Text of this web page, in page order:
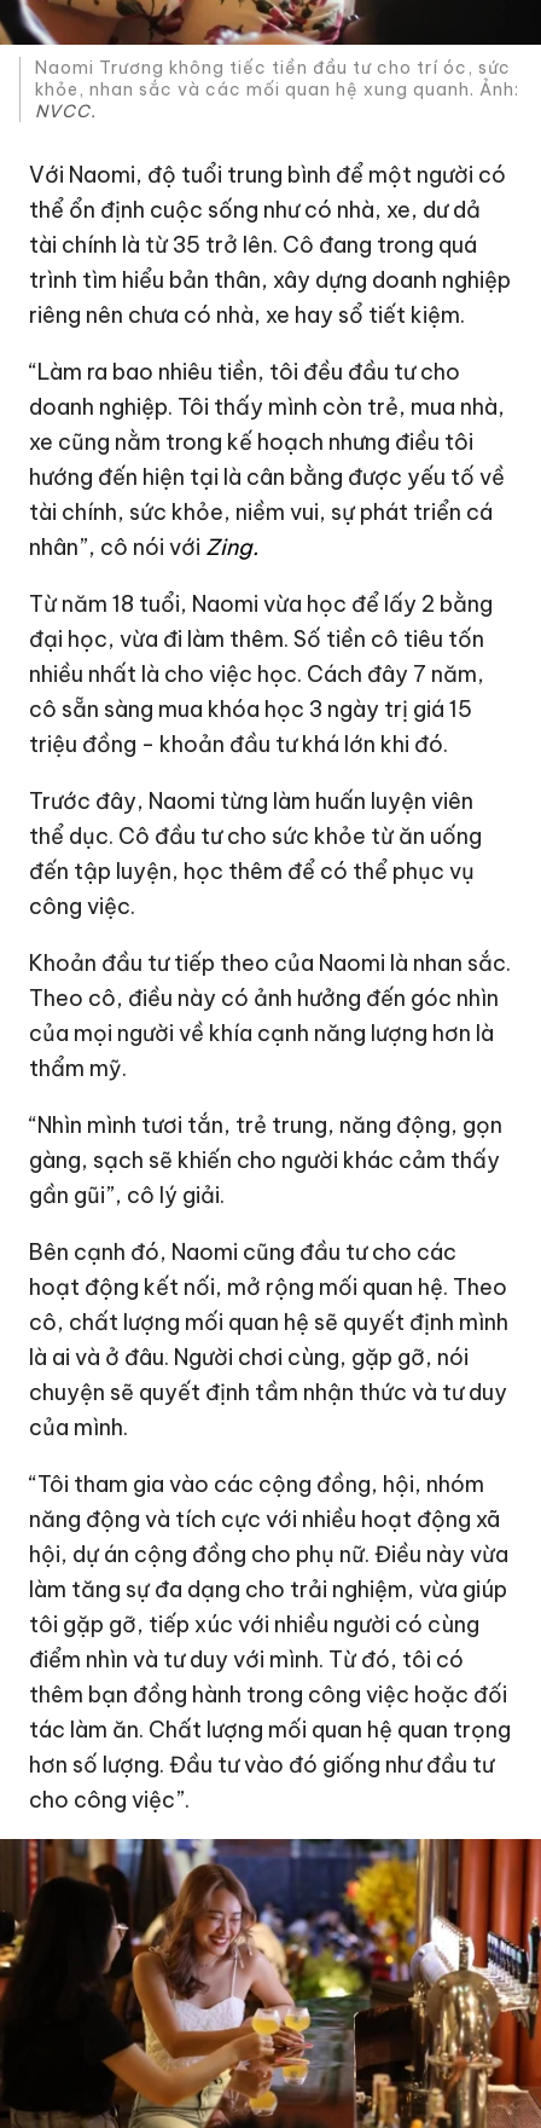
Naomi Trương không tiếc tiền đầu tư cho trí óc, sức
khỏe, nhan sắc và các mối quan hệ xung quanh. Ảnh:
NVCC.
Với Naomi, độ tuổi trung bình để một người có
thể ổn định cuộc sống như có nhà, xe, dư dả
tài chính là từ 35 trở lên. Cô đang trong quá
trình tìm hiểu bản thân, xây dựng doanh nghiệp
riêng nên chưa có nhà, xe hay sổ tiết kiệm.
“Làm ra bao nhiêu tiền, tôi đều đầu tư cho
doanh nghiệp. Tôi thấy mình còn trẻ, mua nhà,
xe cũng nằm trong kế hoạch nhưng điều tôi
hướng đến hiện tại là cân bằng được yếu tố về
tài chính, sức khỏe, niềm vui, sự phát triển cá
nhân”, cô nói với Zing.
Từ năm 18 tuổi, Naomi vừa học để lấy 2 bằng
đại học, vừa đi làm thêm. Số tiền cô tiêu tốn
nhiều nhất là cho việc học. Cách đây 7 năm,
cô sẵn sàng mua khóa học 3 ngày trị giá 15
triệu đồng - khoản đầu tư khá lớn khi đó.
Trước đây, Naomi từng làm huấn luyện viên
thể dục. Cô đầu tư cho sức khỏe từ ăn uống
đến tập luyện, học thêm để có thể phục vụ
công việc.
Khoản đầu tư tiếp theo của Naomi là nhan sắc.
Theo cô, điều này có ảnh hưởng đến góc nhìn
của mọi người về khía cạnh năng lượng hơn là
thẩm mỹ.
“Nhìn mình tươi tắn, trẻ trung, năng động, gọn
gàng, sạch sẽ khiến cho người khác cảm thấy
gần gũi”, cô lý giải.
Bên cạnh đó, Naomi cũng đầu tư cho các
hoạt động kết nối, mở rộng mối quan hệ. Theo
cô, chất lượng mối quan hệ sẽ quyết định mình
là ai và ở đâu. Người chơi cùng, gặp gỡ, nói
chuyện sẽ quyết định tầm nhận thức và tư duy
của mình.
“Tôi tham gia vào các cộng đồng, hội, nhóm
năng động và tích cực với nhiều hoạt động xã
hội, dự án cộng đồng cho phụ nữ. Điều này vừa
làm tăng sự đa dạng cho trải nghiệm, vừa giúp
tôi gặp gỡ, tiếp xúc với nhiều người có cùng
điểm nhìn và tư duy với mình. Từ đó, tôi có
thêm bạn đồng hành trong công việc hoặc đối
tác làm ăn. Chất lượng mối quan hệ quan trọng
hơn số lượng. Đầu tư vào đó giống như đầu tư
cho công việc”.